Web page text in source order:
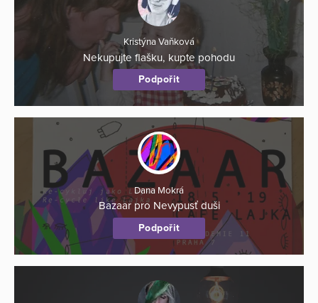
Kristýna Vaňková
Nekupujte flašku, kupte pohodu
Podpořit
Dana Mokrá
Bazaar pro Nevypusť duši
Podpořit